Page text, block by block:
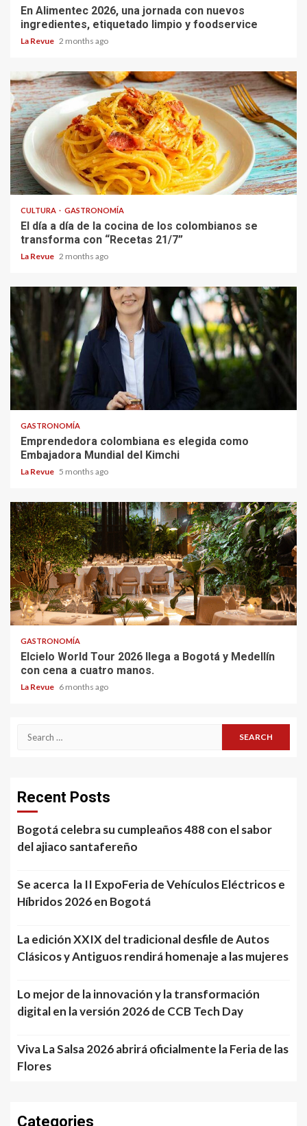
En Alimentec 2026, una jornada con nuevos
ingredientes, etiquetado limpio y foodservice
La Revue 2 months ago
CULTURA GASTRONOMÍA
El día a día de la cocina de los colombianos se
transforma con “Recetas 21/7”
La Revue 2 months ago
GASTRONOMÍA
Emprendedora colombiana es elegida como
Embajadora Mundial del Kimchi
La Revue 5 months ago
GASTRONOMÍA
Elcielo World Tour 2026 llega a Bogotá y Medellín
con cena a cuatro manos.
La Revue 6 months ago
Search
Recent Posts
Bogotá celebra su cumpleaños 488 con el sabor
del ajiaco santafereño
Se acerca la II ExpoFeria de Vehículos Eléctricos e
Híbridos 2026 en Bogotá
La edición XXIX del tradicional desfile de Autos
Clásicos y Antiguos rendirá homenaje a las mujeres
Lo mejor de la innovación y la transformación
digital en la versión 2026 de CCB Tech Day
Viva La Salsa 2026 abrirá oficialmente la Feria de las
Flores
Categories